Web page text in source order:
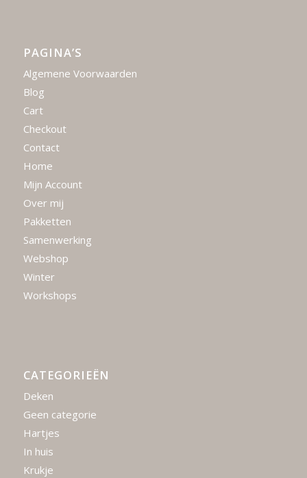
PAGINA’S
Algemene Voorwaarden
Blog
Cart
Checkout
Contact
Home
Mijn Account
Over mij
Pakketten
Samenwerking
Webshop
Winter
Workshops
CATEGORIEËN
Deken
Geen categorie
Hartjes
In huis
Krukje